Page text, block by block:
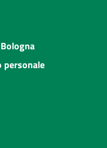
personale